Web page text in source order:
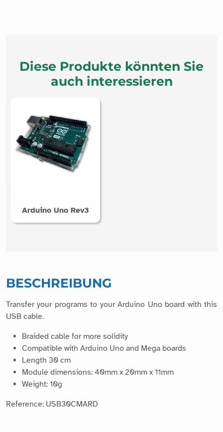
Diese Produkte könnten Sie
auch interessieren
Arduino Uno Rev3
BESCHREIBUNG
Transfer your programs to your Arduino Uno board with this
USB cable.
Braided cable for more solidity
Compatible with Arduino Uno and Mega boards
Length 30 cm
Module dimensions: 40mm x 20mm x 11mm
Weight: 10g
Reference: USB30CMARD